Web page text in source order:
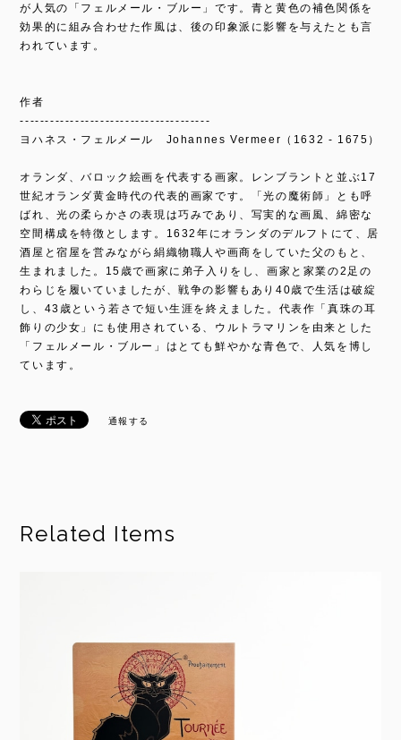
が人気の「フェルメール・ブルー」です。青と黄色の補色関係を
効果的に組み合わせた作風は、後の印象派に影響を与えたとも言
われています。
作者
--------------------------------------
ヨハネス・フェルメール Johannes Vermeer（1632 - 1675）
オランダ、バロック絵画を代表する画家。レンブラントと並ぶ17
世紀オランダ黄金時代の代表的画家です。「光の魔術師」とも呼
ばれ、光の柔らかさの表現は巧みであり、写実的な画風、綿密な
空間構成を特徴とします。1632年にオランダのデルフトにて、居
酒屋と宿屋を営みながら絹織物職人や画商をしていた父のもと、
生まれました。15歳で画家に弟子入りをし、画家と家業の2足の
わらじを履いていましたが、戦争の影響もあり40歳で生活は破綻
し、43歳という若さで短い生涯を終えました。代表作「真珠の耳
飾りの少女」にも使用されている、ウルトラマリンを由来とした
「フェルメール・ブルー」はとても鮮やかな青色で、人気を博し
ています。
通報する
Related Items